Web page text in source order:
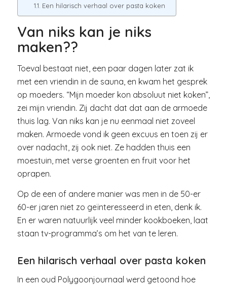
Een hilarisch verhaal over pasta koken
Van niks kan je niks
maken??
Toeval bestaat niet, een paar dagen later zat ik
met een vriendin in de sauna, en kwam het gesprek
op moeders. “Mijn moeder kon absoluut niet koken”,
zei mijn vriendin. Zij dacht dat dat aan de armoede
thuis lag. Van niks kan je nu eenmaal niet zoveel
maken. Armoede vond ik geen excuus en toen zij er
over nadacht, zij ook niet. Ze hadden thuis een
moestuin, met verse groenten en fruit voor het
oprapen.
Op de een of andere manier was men in de 50-er
60-er jaren niet zo geïnteresseerd in eten, denk ik.
En er waren natuurlijk veel minder kookboeken, laat
staan tv-programma’s om het van te leren.
Een hilarisch verhaal over pasta koken
In een oud Polygoonjournaal werd getoond hoe